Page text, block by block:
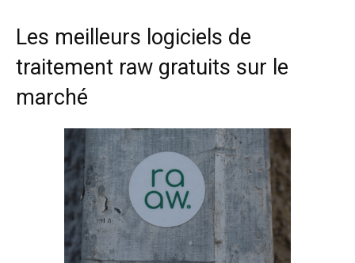
Les meilleurs logiciels de
traitement raw gratuits sur le
marché